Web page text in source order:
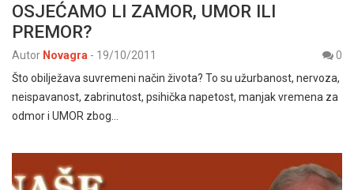
OSJEĆAMO LI ZAMOR, UMOR ILI
PREMOR?
Autor Novagra - 19/10/2011
0
Što obilježava suvremeni način života? To su užurbanost, nervoza,
neispavanost, zabrinutost, psihička napetost, manjak vremena za
odmor i UMOR zbog…